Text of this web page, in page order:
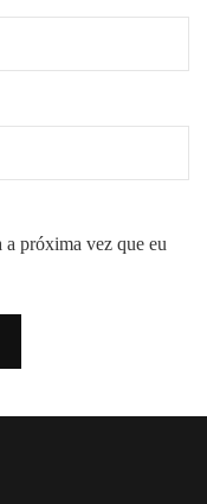
a próxima vez que eu